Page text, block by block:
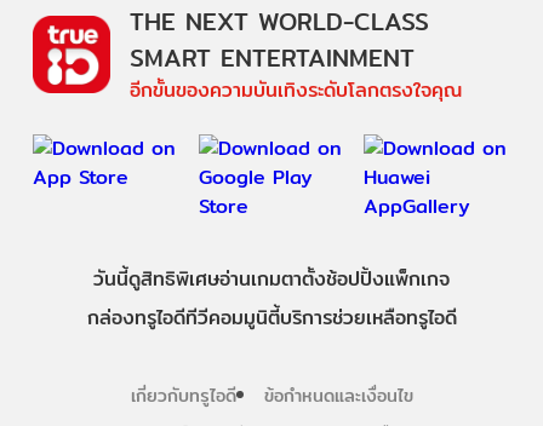
THE NEXT WORLD-CLASS
SMART ENTERTAINMENT
อีกขั้นของความบันเทิงระดับโลกตรงใจคุณ
วันนี้ดูสิทธิพิเศษอ่านเกมตาตั้งช้อปปิ้งแพ็กเกจ
กล่องทรูไอดีทีวีคอมมูนิตี้บริการช่วยเหลือทรูไอดี
เกี่ยวกับทรูไอดี
ข้อกำหนดและเงื่อนไข